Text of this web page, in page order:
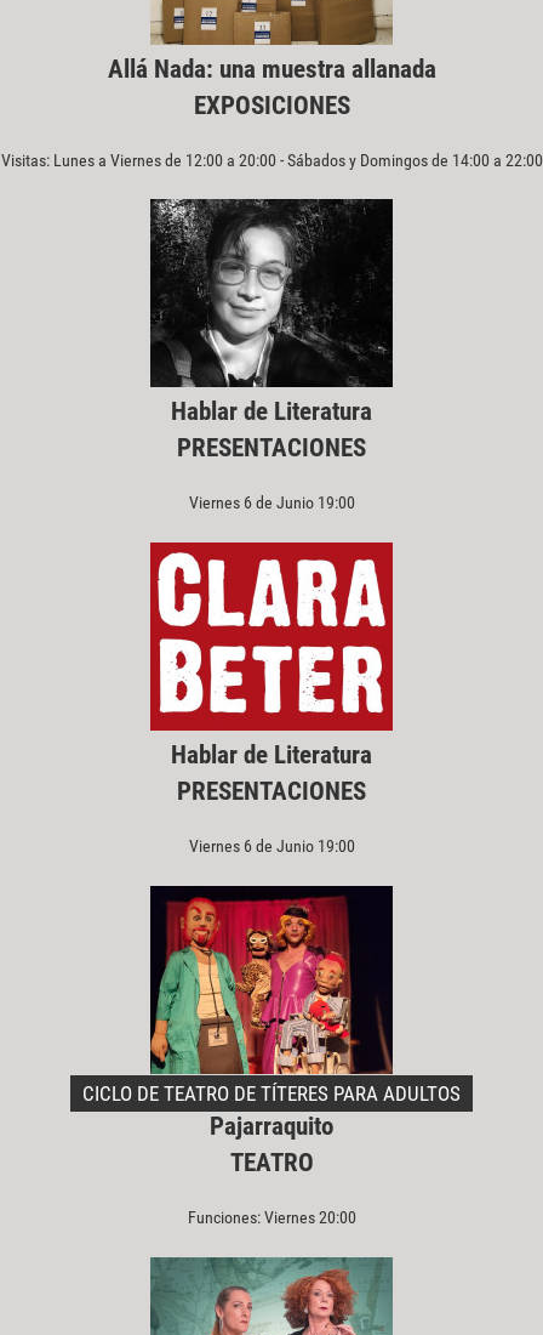
Allá Nada: una muestra allanada
EXPOSICIONES
Visitas: Lunes a Viernes de 12:00 a 20:00 - Sábados y Domingos de 14:00 a 22:00
Hablar de Literatura
PRESENTACIONES
Viernes 6 de Junio 19:00
Hablar de Literatura
PRESENTACIONES
Viernes 6 de Junio 19:00
CICLO DE TEATRO DE TÍTERES PARA ADULTOS
Pajarraquito
TEATRO
Funciones: Viernes 20:00